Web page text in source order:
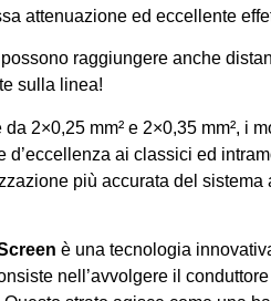
attenuazione ed eccellente
raggiungere anche
sulla linea!
2×0,25 mm² e 2×0,35 mm², i
d’eccellenza ai classici ed
più accurata del
è una tecnologia
nell’avvolgere il